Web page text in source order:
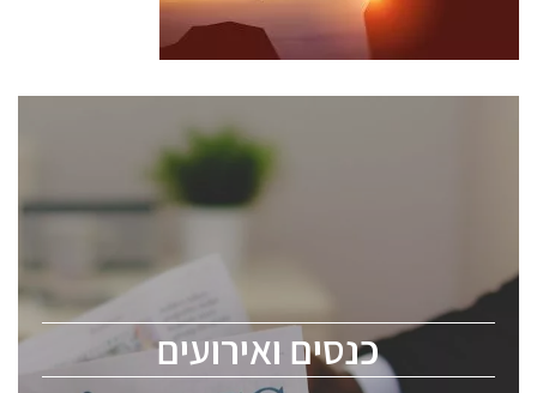
כנסים ואירועים
כנסים ואירועים
לכל העוסקים בתעשיית הסמיקונדקטור כולל מהנדסים,
ChipEx2026 will be held on May 12-13, 2026. The